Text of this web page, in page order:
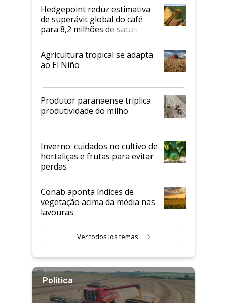
Hedgepoint reduz estimativa
de superávit global do café
para 8,2 milhões de sacas
Agricultura tropical se adapta
ao El Niño
Produtor paranaense triplica
produtividade do milho
Inverno: cuidados no cultivo de
hortaliças e frutas para evitar
perdas
Conab aponta índices de
vegetação acima da média nas
lavouras
Ver todos los temas
Política